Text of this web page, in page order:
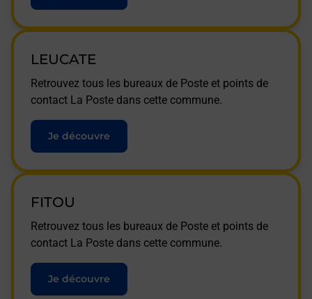
LEUCATE
Retrouvez tous les bureaux de Poste et points de
contact La Poste dans cette commune.
Je découvre
FITOU
Retrouvez tous les bureaux de Poste et points de
contact La Poste dans cette commune.
Je découvre